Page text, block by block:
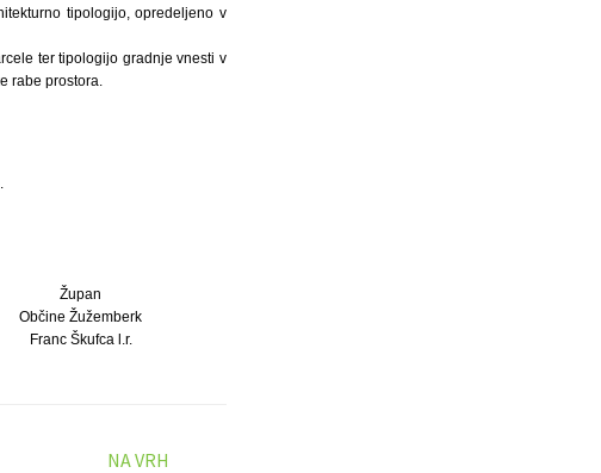
tipologijo, opredeljeno v
ter tipologijo gradnje vnesti v
rabe prostora.
Župan
Občine Žužemberk
Franc Škufca l.r.
NA VRH